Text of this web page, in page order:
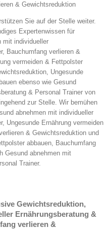
& Gewichtsreduktion
Sie auf der Stelle weiter.
Expertenwissen für
mit individueller
Bauchumfang verlieren &
vermeiden & Fettpolster
Ungesunde
ebenso wie Gesund
& Personal Trainer von
zur Stelle. Wir bemühen
abnehmen mit individueller
Ungesunde Ernährung vermeiden
& Gewichtsreduktion und
abbauen, Bauchumfang
Gesund abnehmen mit
Trainer.
Gewichtsreduktion,
Ernährungsberatung &
verlieren &